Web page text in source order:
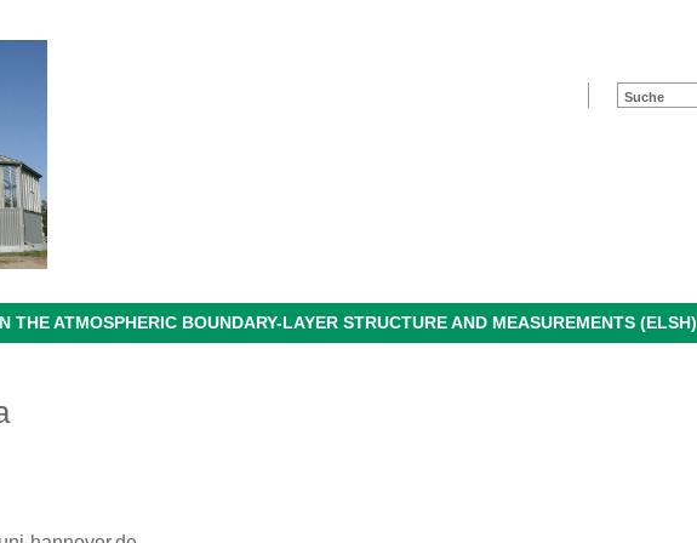
ATMOSPHERIC BOUNDARY-LAYER STRUCTURE AND MEASUREMENTS (ELSH)